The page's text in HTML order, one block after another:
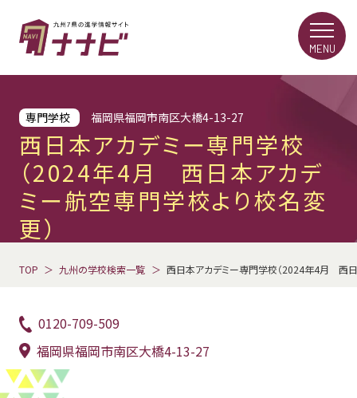
専門学校 福岡県福岡市南区大橋4-13-27
西日本アカデミー専門学校
（2024年4月 西日本アカデ
ミー航空専門学校より校名変
更）
TOP 九州の学校検索一覧 西日本アカデミー専門学校（2024年4月 西
0120-709-509
福岡県福岡市南区大橋4-13-27
MENU